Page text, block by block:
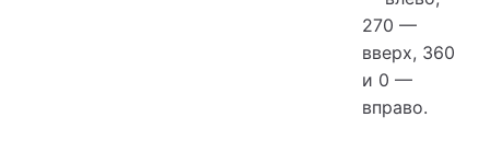
270 —
вверх, 360
и 0 —
вправо.